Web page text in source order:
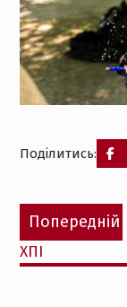
Поділитись:
Навігація
записів
Попередній
ХПІ